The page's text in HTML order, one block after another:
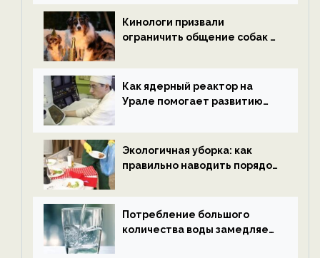
ECOportal
Кинологи призвали
ограничить общение собак с
ECOportal
Как ядерный реактор на
Урале помогает развитию
ECOportal
Экологичная уборка: как
правильно наводить порядок
Потребление большого
количества воды замедляет